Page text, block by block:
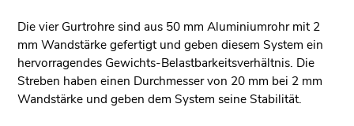
Die vier Gurtrohre sind aus 50 mm Aluminiumrohr mit 2
mm Wandstärke gefertigt und geben diesem System ein
hervorragendes Gewichts-Belastbarkeitsverhältnis. Die
Streben haben einen Durchmesser von 20 mm bei 2 mm
Wandstärke und geben dem System seine Stabilität.